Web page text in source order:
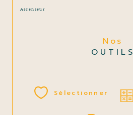
Ascenseur
Nos
OUTILS
Sélectionner